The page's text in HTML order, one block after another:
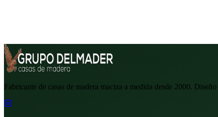
Fabricante de casas de madera maciza a medida desde 2000.